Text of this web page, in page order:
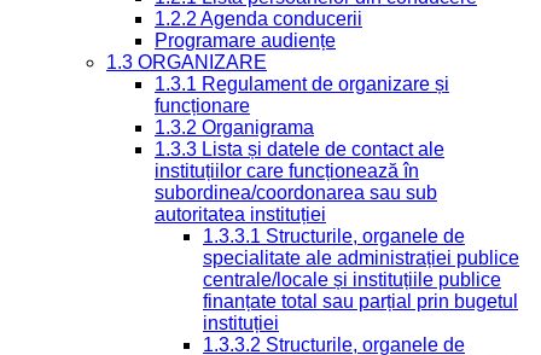
1.2.2 Agenda conducerii
Programare audiențe
1.3 ORGANIZARE
1.3.1 Regulament de organizare și
funcționare
1.3.2 Organigrama
1.3.3 Lista și datele de contact ale
instituțiilor care funcționează în
subordinea/coordonarea sau sub
autoritatea instituției
1.3.3.1 Structurile, organele de
specialitate ale administrației publice
centrale/locale și instituțiile publice
finanțate total sau parțial prin bugetul
instituției
1.3.3.2 Structurile, organele de